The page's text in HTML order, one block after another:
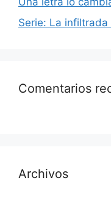
Serie: La infiltrada
Comentarios
Archivos